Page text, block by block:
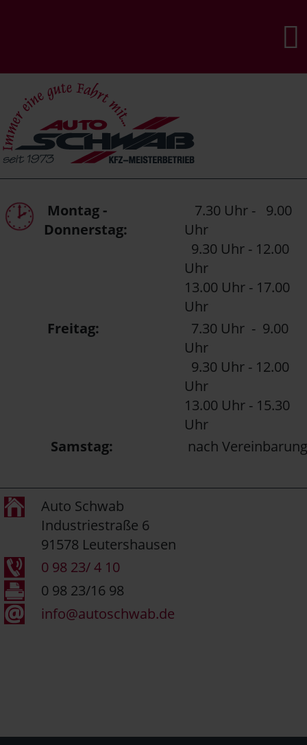
Montag -
Donnerstag:
7.30 Uhr - 9.00
Uhr
9.30 Uhr - 12.00
Uhr
13.00 Uhr - 17.00
Uhr
Freitag:
7.30 Uhr - 9.00
Uhr
9.30 Uhr - 12.00
Uhr
13.00 Uhr - 15.30
Uhr
Samstag:
nach
Auto Schwab
Industriestraße 6
91578 Leutershausen
0 98 23/ 4 10
0 98 23/16 98
info@autoschwab.de